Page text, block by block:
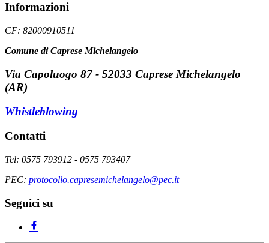
Informazioni
CF: 82000910511
Comune di Caprese Michelangelo
Via Capoluogo 87 - 52033 Caprese Michelangelo
(AR)
Whistleblowing
Contatti
Tel: 0575 793912 - 0575 793407
PEC: protocollo.capresemichelangelo@pec.it
Seguici su